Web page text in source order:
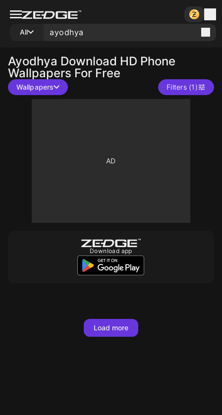
All
Ayodhya Download HD Phone
Wallpapers For Free
Wallpapers Filters (1)
10
Download app
Load more